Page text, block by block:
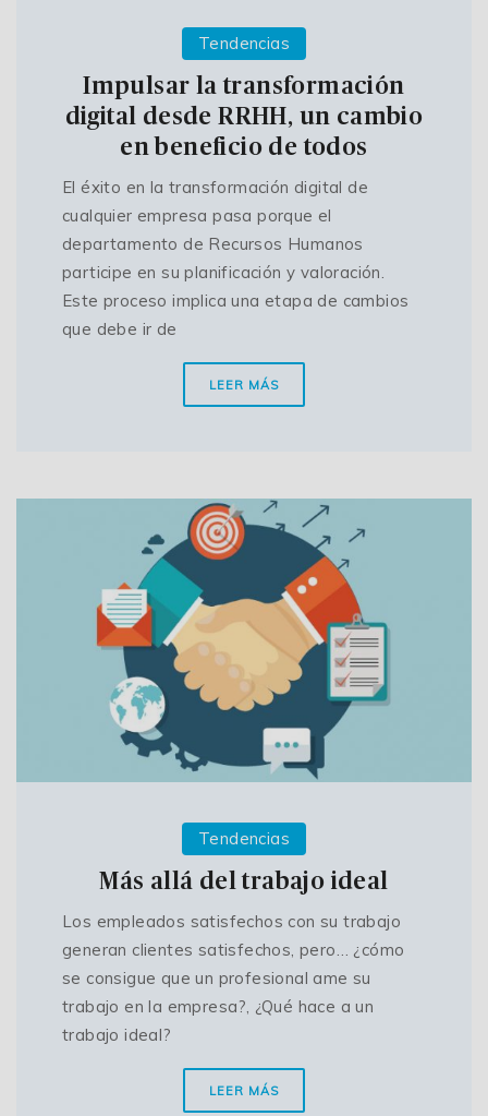
Tendencias
Impulsar la transformación
digital desde RRHH, un cambio
en beneficio de todos
El éxito en la transformación digital de
cualquier empresa pasa porque el
departamento de Recursos Humanos
participe en su planificación y valoración.
Este proceso implica una etapa de cambios
que debe ir de
LEER MÁS
Tendencias
Más allá del trabajo ideal
Los empleados satisfechos con su trabajo
generan clientes satisfechos, pero… ¿cómo
se consigue que un profesional ame su
trabajo en la empresa?, ¿Qué hace a un
trabajo ideal?
LEER MÁS